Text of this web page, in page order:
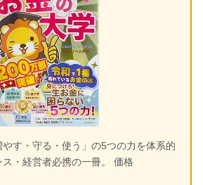
やす・守る・使う」の5つの力を体系的
・経営者必携の一冊。 価格